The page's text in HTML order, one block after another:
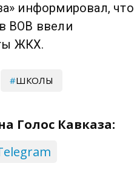
информировал, что
ВОВ ввели
ЖКХ.
ШКОЛЫ
Голос Кавказа: